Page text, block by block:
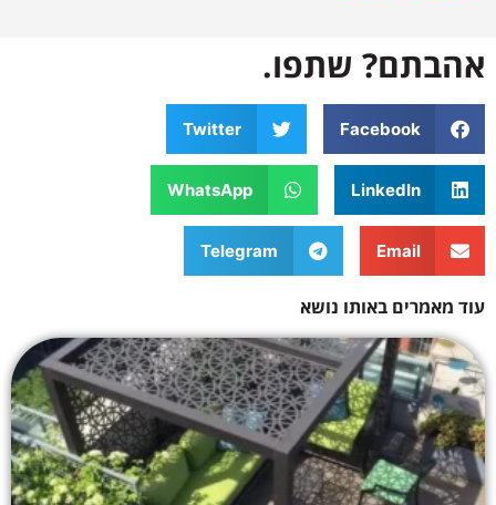
אהבתם? שתפו.
Facebook
Twitter
LinkedIn
WhatsApp
Email
Telegram
עוד מאמרים באותו נושא